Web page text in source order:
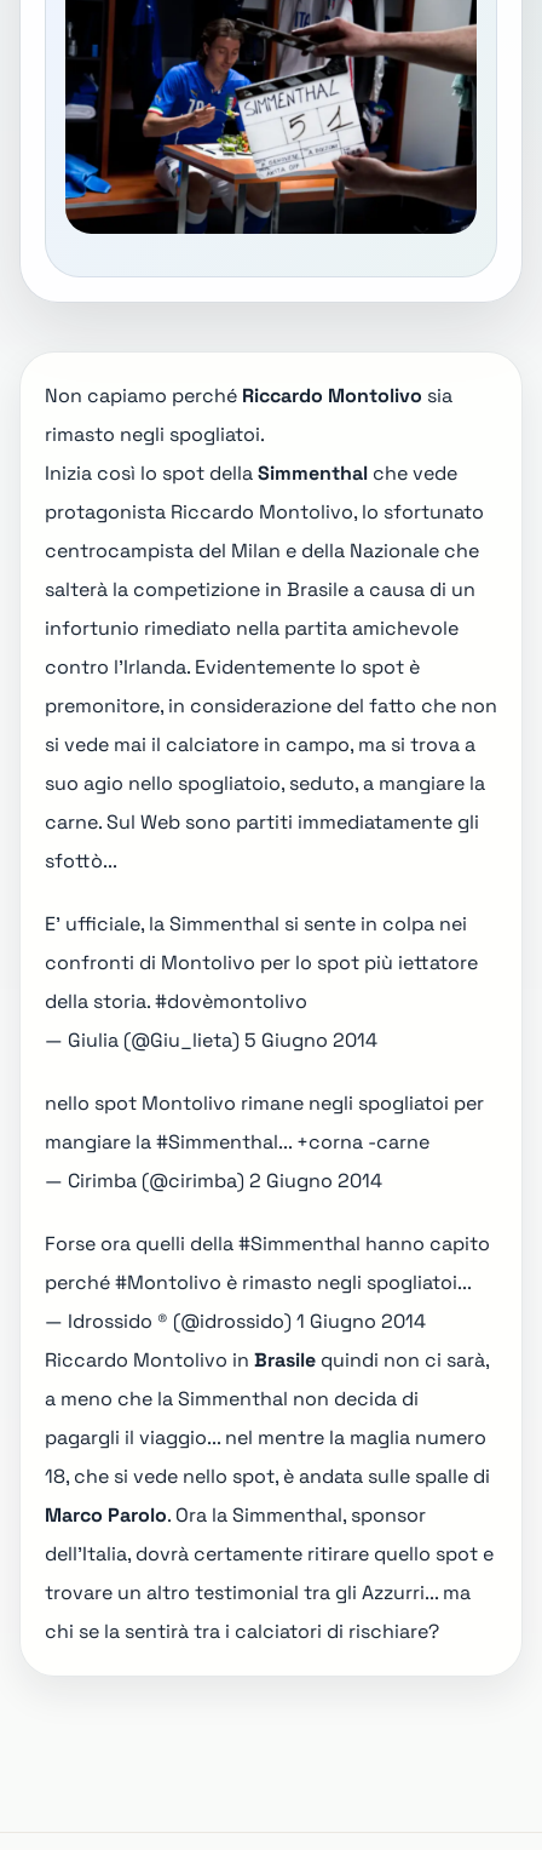
Non capiamo perché Riccardo Montolivo sia
rimasto negli spogliatoi.
Inizia così lo spot dellaSimmenthal che vede
protagonista Riccardo Montolivo, lo sfortunato
centrocampista del Milan e della Nazionale che
salterà la competizione in Brasile a causa di un
infortunio rimediato nella partita amichevole
contro l'Irlanda. Evidentemente lo spot è
premonitore, in considerazione del fatto che non
si vede mai il calciatore in campo, ma si trova a
suo agio nello spogliatoio, seduto, a mangiare la
carne. Sul Web sono partiti immediatamente gli
sfottò...
E' ufficiale, la Simmenthal si sente in colpa nei
confronti di Montolivo per lo spot più iettatore
della storia.#dovèmontolivo
— Giulia (@Giu_lieta) 5 Giugno 2014
nello spot Montolivo rimane negli spogliatoi per
mangiare la#Simmenthal... +corna -carne
— Cirimba (@cirimba) 2 Giugno 2014
Forse ora quelli della#Simmenthal hanno capito
perché#Montolivo è rimasto negli spogliatoi...
— Idrossido ® (@idrossido) 1 Giugno 2014
Riccardo Montolivo in Brasile quindi non ci sarà,
a meno che la Simmenthal non decida di
pagargli il viaggio... nel mentre la maglia numero
18, che si vede nello spot, è andata sulle spalle di
Marco Parolo. Ora la Simmenthal, sponsor
dell'Italia, dovrà certamente ritirare quello spot e
trovare un altro testimonial tra gli Azzurri... ma
chi se la sentirà tra i calciatori di rischiare?